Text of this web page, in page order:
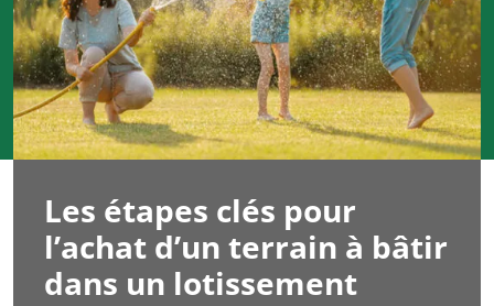
Les étapes clés pour
l’achat d’un terrain à bâtir
dans un lotissement